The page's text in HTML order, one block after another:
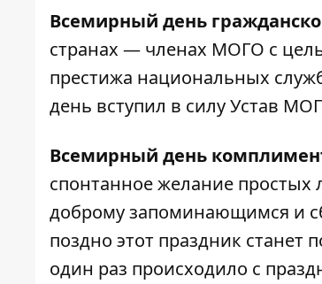
Всемирный день
странах — членах МОГО с
престижа национальных
день вступил в силу Устав
Всемирный день
спонтанное желание простых
доброму запоминающимся и
поздно этот праздник
один раз происходило с